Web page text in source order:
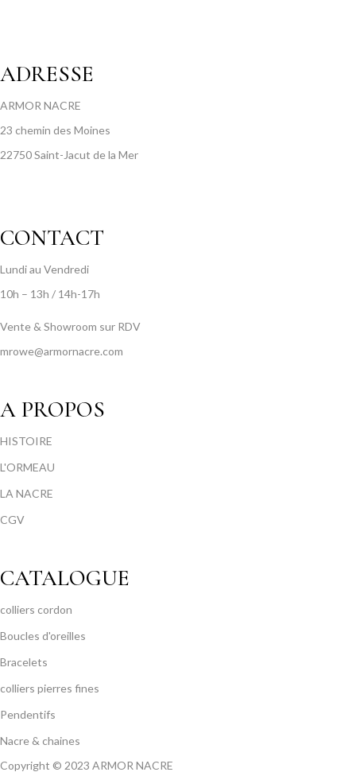
ADRESSE
ARMOR NACRE
23 chemin des Moines
22750 Saint-Jacut de la Mer
CONTACT
Lundi au Vendredi
10h – 13h / 14h-17h
Vente & Showroom sur RDV
mrowe@armornacre.com
A PROPOS
HISTOIRE
L'ORMEAU
LA NACRE
CGV
CATALOGUE
colliers cordon
Boucles d'oreilles
Bracelets
colliers pierres fines
Pendentifs
Nacre & chaines
Copyright © 2023 ARMOR NACRE